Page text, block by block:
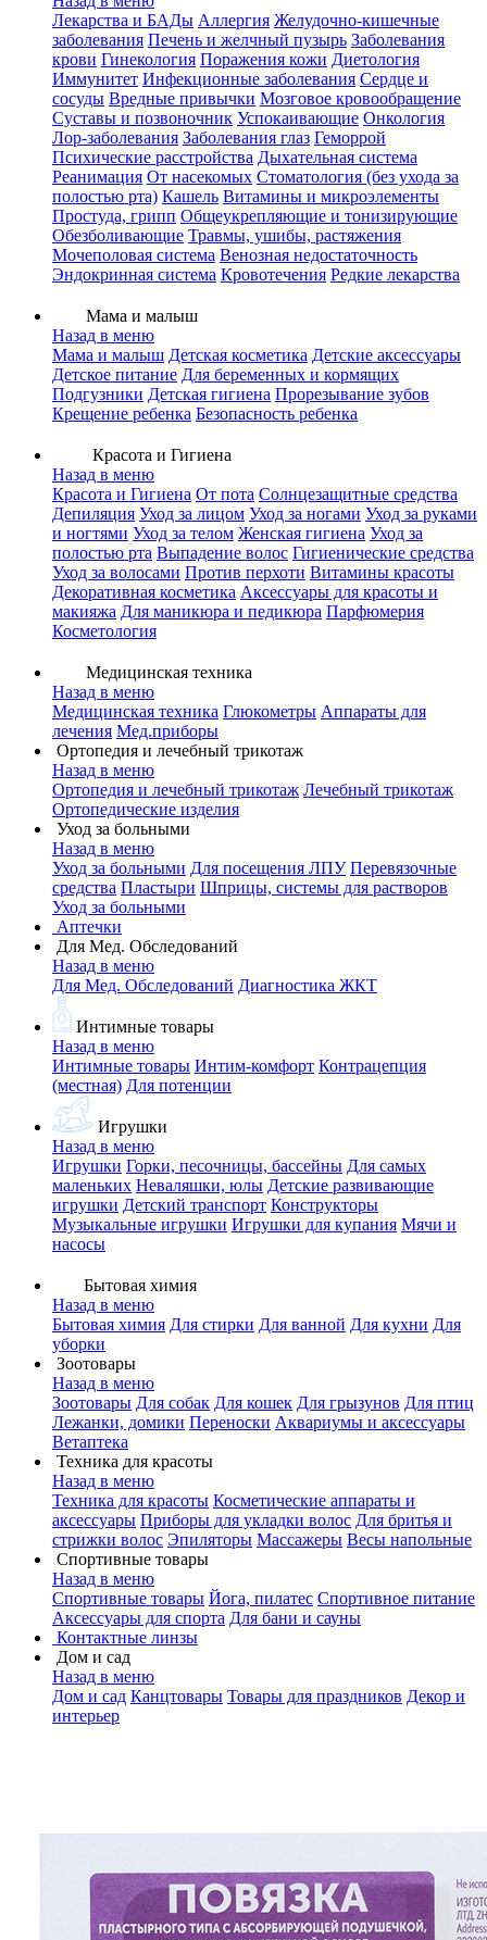
Лекарства и БАДы Аллергия Желудочно-кишечные
заболевания Печень и желчный пузырь Заболевания
крови Гинекология Поражения кожи Диетология
Иммунитет Инфекционные заболевания Сердце и
сосуды Вредные привычки Мозговое кровообращение
Суставы и позвоночник Успокаивающие Онкология
Лор-заболевания Заболевания глаз Геморрой
Психические расстройства Дыхательная система
Реанимация От насекомых Стоматология (без ухода за
полостью рта) Кашель Витамины и микроэлементы
Простуда, грипп Общеукрепляющие и тонизирующие
Обезболивающие Травмы, ушибы, растяжения
Мочеполовая система Венозная недостаточность
Эндокринная система Кровотечения Редкие лекарства
Мама и малыш
Назад в меню
Мама и малыш Детская косметика Детские аксессуары
Детское питание Для беременных и кормящих
Подгузники Детская гигиена Прорезывание зубов
Крещение ребенка Безопасность ребенка
Красота и Гигиена
Назад в меню
Красота и Гигиена От пота Солнцезащитные средства
Депиляция Уход за лицом Уход за ногами Уход за руками
и ногтями Уход за телом Женская гигиена Уход за
полостью рта Выпадение волос Гигиенические средства
Уход за волосами Против перхоти Витамины красоты
Декоративная косметика Аксессуары для красоты и
макияжа Для маникюра и педикюра Парфюмерия
Косметология
Медицинская техника
Назад в меню
Медицинская техника Глюкометры Аппараты для
лечения Мед.приборы
Ортопедия и лечебный трикотаж
Назад в меню
Ортопедия и лечебный трикотаж Лечебный трикотаж
Ортопедические изделия
Уход за больными
Назад в меню
Уход за больными Для посещения ЛПУ Перевязочные
средства Пластыри Шприцы, системы для растворов
Уход за больными
Аптечки
Для Мед. Обследований
Назад в меню
Для Мед. Обследований Диагностика ЖКТ
Интимные товары
Назад в меню
Интимные товары Интим-комфорт Контрацепция
(местная) Для потенции
Игрушки
Назад в меню
Игрушки Горки, песочницы, бассейны Для самых
маленьких Неваляшки, юлы Детские развивающие
игрушки Детский транспорт Конструкторы
Музыкальные игрушки Игрушки для купания Мячи и
насосы
Бытовая химия
Назад в меню
Бытовая химия Для стирки Для ванной Для кухни Для
уборки
Зоотовары
Назад в меню
Зоотовары Для собак Для кошек Для грызунов Для птиц
Лежанки, домики Переноски Аквариумы и аксессуары
Ветаптека
Техника для красоты
Назад в меню
Техника для красоты Косметические аппараты и
аксессуары Приборы для укладки волос Для бритья и
стрижки волос Эпиляторы Массажеры Весы напольные
Спортивные товары
Назад в меню
Спортивные товары Йога, пилатес Спортивное питание
Аксессуары для спорта Для бани и сауны
Контактные линзы
Дом и сад
Назад в меню
Дом и сад Канцтовары Товары для праздников Декор и
интерьер